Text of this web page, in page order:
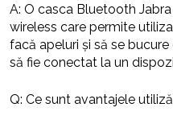
A: O casca Bluetooth
wireless care permite
facă apeluri și să se
să fie conectat la un
Q: Ce sunt avantajele